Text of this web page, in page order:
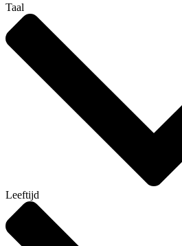
Taal
Leeftijd